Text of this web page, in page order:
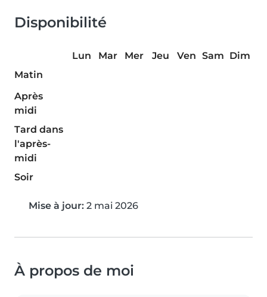
Disponibilité
Lun Mar Mer Jeu Ven Sam Dim
Matin
Après
midi
Tard dans
l'après-
midi
Soir
Mise à jour: 2 mai 2026
À propos de moi